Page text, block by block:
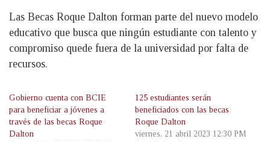
Las Becas Roque Dalton forman parte del nuevo modelo
educativo que busca que ningún estudiante con talento y
compromiso quede fuera de la universidad por falta de
recursos.
Gobierno cuenta con BCIE
para beneficiar a jóvenes a
través de las becas Roque
Dalton
125 estudiantes serán
beneficiados con las becas
Roque Dalton
viernes, 21 abril 2023 12:30 PM